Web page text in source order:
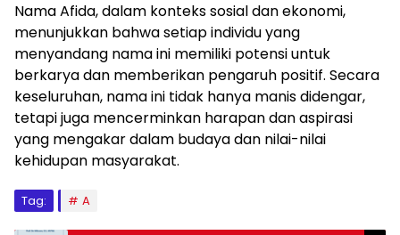
Nama Afida, dalam konteks sosial dan ekonomi,
menunjukkan bahwa setiap individu yang
menyandang nama ini memiliki potensi untuk
berkarya dan memberikan pengaruh positif. Secara
keseluruhan, nama ini tidak hanya manis didengar,
tetapi juga mencerminkan harapan dan aspirasi
yang mengakar dalam budaya dan nilai-nilai
kehidupan masyarakat.
Tag: A